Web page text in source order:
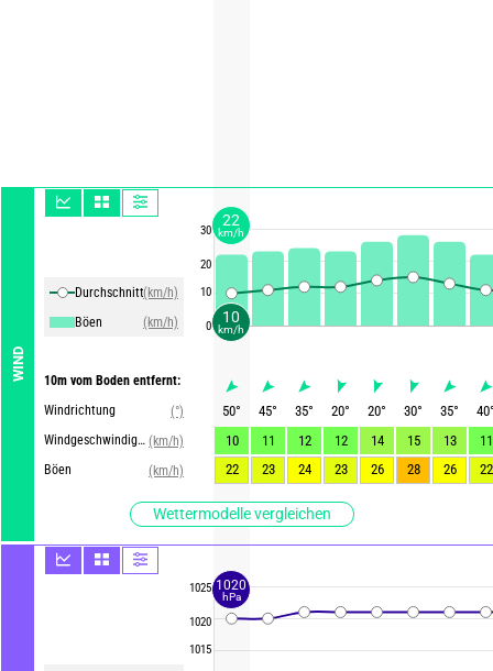
WIND
Durchschnittliche Winde
(km/h)
Böen
(km/h)
10m vom Boden entfernt:
Windrichtung
(°)
Windgeschwindigkeit (km/h)
Böen
(km/h)
Wettermodelle vergleichen
30
20
10
0
1025
1020
1015
50° 45° 35° 20° 20° 30° 35° 40
10
11 12 12 14 15 13
11
22
23 24 23 26 28 26 22
10
km/h
22
km/h
1020
hPa